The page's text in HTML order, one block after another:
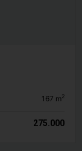
167 m2
275.000